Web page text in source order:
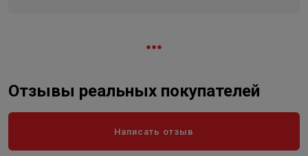
Отзывы реальных покупателей
Написать отзыв